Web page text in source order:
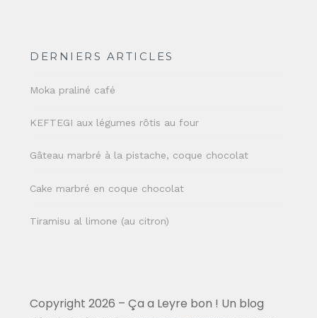
DERNIERS ARTICLES
Moka praliné café
KEFTEGI aux légumes rôtis au four
Gâteau marbré à la pistache, coque chocolat
Cake marbré en coque chocolat
Tiramisu al limone (au citron)
Copyright 2026 – Ça a Leyre bon ! Un blog